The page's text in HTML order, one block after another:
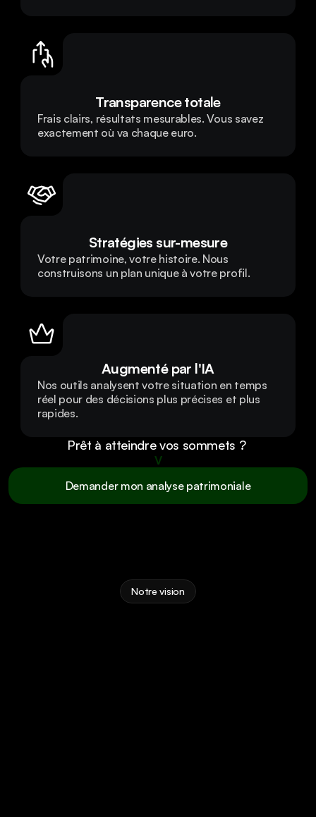
Transparence totale
Frais clairs, résultats mesurables. Vous savez
exactement où va chaque euro.
Stratégies sur-mesure
Votre patrimoine, votre histoire. Nous
construisons un plan unique à votre profil.
Augmenté par l'IA
Nos outils analysent votre situation en temps
réel pour des décisions plus précises et plus
rapides.
Prêt à atteindre vos sommets ?
V
Demander mon analyse patrimoniale
Notre vision